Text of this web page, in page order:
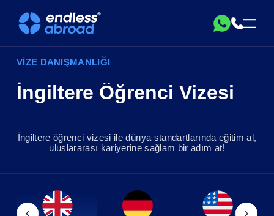
VİZE DANIŞMANLIĞI
İngiltere Öğrenci Vizesi
İngiltere öğrenci vizesi ile dünya standartlarında eğitim al,
uluslararası kariyerine sağlam bir adım at!